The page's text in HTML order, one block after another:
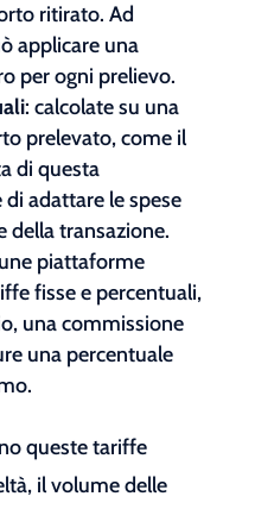
ritirato. Ad
applicare una
per ogni prelievo.
: calcolate su una
prelevato, come il
di questa
adattare le spese
della transazione.
piattaforme
fisse e percentuali,
una commissione
una percentuale
queste tariffe
il volume delle